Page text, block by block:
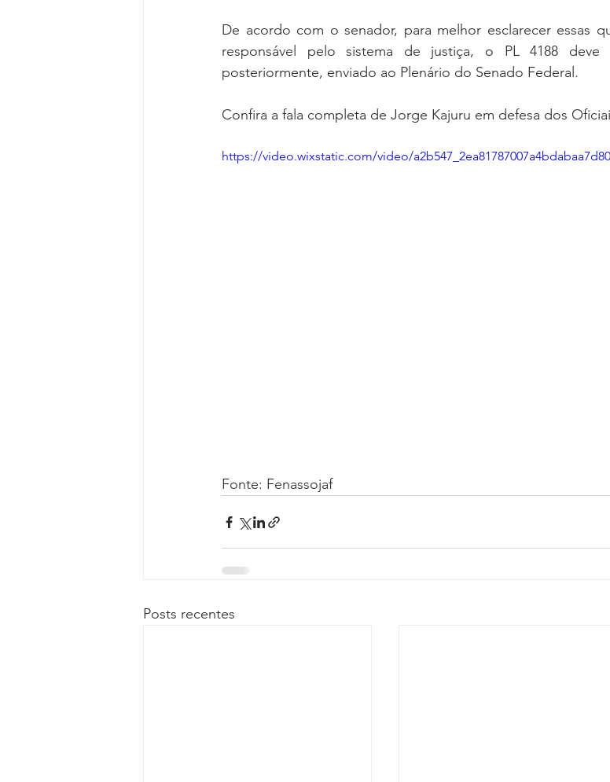
De acordo com o senador, para melhor esclarecer essas
responsável pelo sistema de justiça, o PL 4188
posteriormente, enviado ao Plenário do Senado Federal.
Confira a fala completa de Jorge Kajuru em defesa dos
https://video.wixstatic.com/video/
Fonte: Fenassojaf
Posts recentes